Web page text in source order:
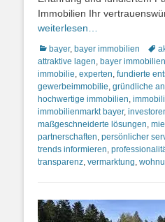
Immobilien Ihr
weiterlesen…
Kategorien
bayer, bayer immobilien
attraktive lagen, bayer immobilien
immobilie, experten, fundierte
gewerbeimmobilie, gründliche
hochwertige immobilien,
immobilienmarkt bayer,
maßgeschneiderte lösungen,
partnerschaften, persönlicher
trends informieren,
transparenz, vermarktung,